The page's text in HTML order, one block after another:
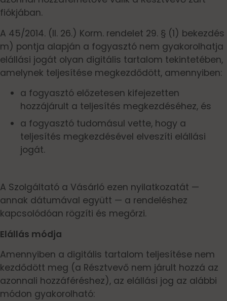
fiókjában.
A 45/2014. (II. 26.) Korm. rendelet 29. § (1) bekezdés
m) pontja alapján a fogyasztó nem gyakorolhatja
elállási jogát olyan digitális tartalom tekintetében,
amelynek teljesítése megkezdődött, amennyiben:
a fogyasztó előzetesen kifejezetten
hozzájárult a teljesítés megkezdéséhez, és
a fogyasztó tudomásul vette, hogy a
teljesítés megkezdésével elveszíti elállási
jogát.
A Szolgáltató a Vásárló ezen nyilatkozatát —
annak dátumával együtt — a rendeléshez
kapcsolódóan rögzíti és megőrzi.
Elállás módja
Amennyiben a digitális tartalom teljesítése nem
kezdődött meg (a Résztvevő nem járult hozzá az
azonnali hozzáféréshez), az elállási jog az alábbi
módon gyakorolható: